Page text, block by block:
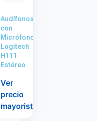
Audífonos
con
Micrófono
Logitech
H111
Estéreo
Ver
precio
mayorista